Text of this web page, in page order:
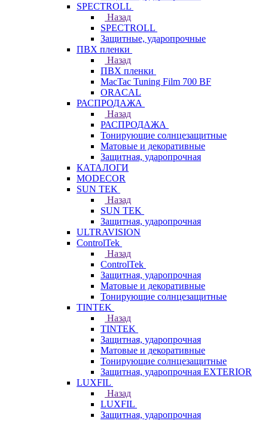
SPECTROLL
Назад
SPECTROLL
Защитные, ударопрочные
ПВХ пленки
Назад
ПВХ пленки
MacTac Tuning Film 700 BF
ORACAL
РАСПРОДАЖА
Назад
РАСПРОДАЖА
Тонирующие солнцезащитные
Матовые и декоративные
Защитная, ударопрочная
КАТАЛОГИ
MODECOR
SUN TEK
Назад
SUN TEK
Защитная, ударопрочная
ULTRAVISION
ControlTek
Назад
ControlTek
Защитная, ударопрочная
Матовые и декоративные
Тонирующие солнцезащитные
TINTEK
Назад
TINTEK
Защитная, ударопрочная
Матовые и декоративные
Тонирующие солнцезащитные
Защитная, ударопрочная EXTERIOR
LUXFIL
Назад
LUXFIL
Защитная, ударопрочная